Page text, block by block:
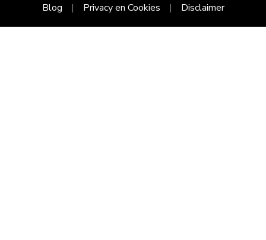
Blog
Privacy en Cookies Disclaimer